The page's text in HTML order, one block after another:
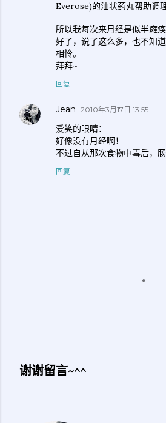
Everose)的油状药丸帮助调
所以我每次来月经是似半瘫痪
好了，说了这么多，也不知
相怜。
拜拜~
回复
Jean 2010年3月17日 13:55
爱笑的眼睛：
好像没有月经啊！
不过自从那次食物中毒后，
回复
谢谢留言~^^